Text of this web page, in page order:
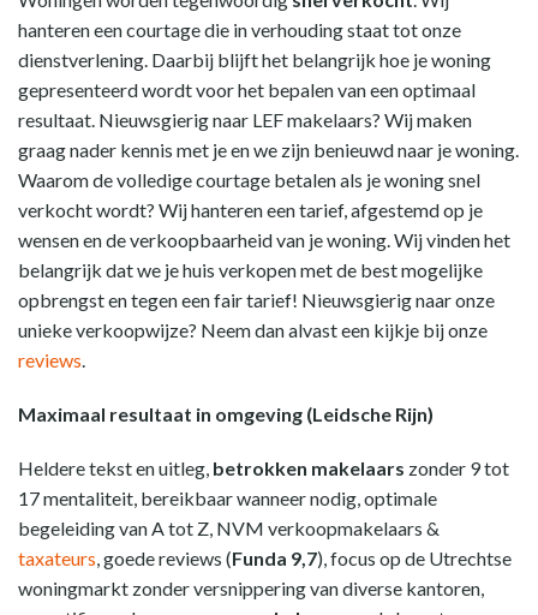
hanteren een courtage die in verhouding staat tot onze
dienstverlening. Daarbij blijft het belangrijk hoe je woning
gepresenteerd wordt voor het bepalen van een optimaal
resultaat. Nieuwsgierig naar LEF makelaars? Wij maken
graag nader kennis met je en we zijn benieuwd naar je woning.
Waarom de volledige courtage betalen als je woning snel
verkocht wordt? Wij hanteren een tarief, afgestemd op je
wensen en de verkoopbaarheid van je woning. Wij vinden het
belangrijk dat we je huis verkopen met de best mogelijke
opbrengst en tegen een fair tarief! Nieuwsgierig naar onze
unieke verkoopwijze? Neem dan alvast een kijkje bij onze
reviews.
Maximaal resultaat in omgeving (Leidsche Rijn)
Heldere tekst en uitleg, betrokken makelaars zonder 9 tot
17 mentaliteit, bereikbaar wanneer nodig, optimale
begeleiding van A tot Z, NVM verkoopmakelaars &
taxateurs, goede reviews (Funda 9,7), focus op de Utrechtse
woningmarkt zonder versnippering van diverse kantoren,